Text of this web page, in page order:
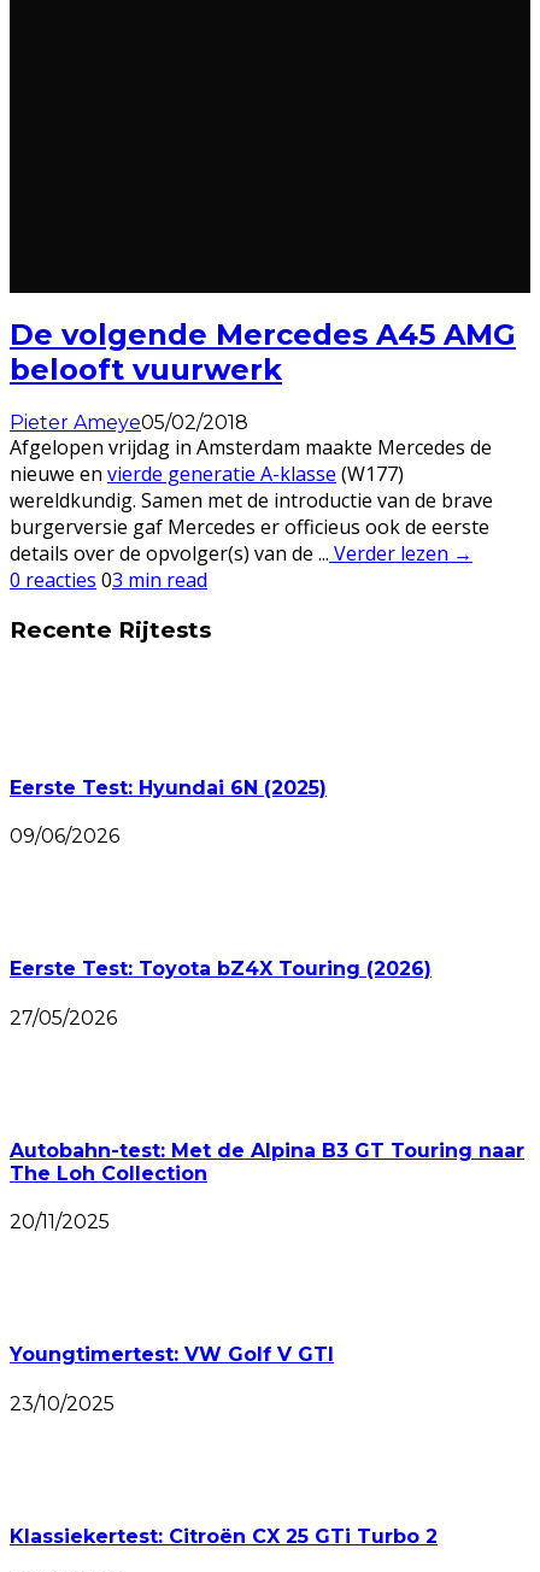
De volgende Mercedes A45 AMG
belooft vuurwerk
Pieter Ameye05/02/2018
Afgelopen vrijdag in Amsterdam maakte Mercedes de
nieuwe en vierde generatie A-klasse (W177)
wereldkundig. Samen met de introductie van de brave
burgerversie gaf Mercedes er officieus ook de eerste
details over de opvolger(s) van de ... Verder lezen →
0 reacties 03 min read
Recente Rijtests
Eerste Test: Hyundai 6N (2025)
09/06/2026
Eerste Test: Toyota bZ4X Touring (2026)
27/05/2026
Autobahn-test: Met de Alpina B3 GT Touring naar
The Loh Collection
20/11/2025
Youngtimertest: VW Golf V GTI
23/10/2025
Klassiekertest: Citroën CX 25 GTi Turbo 2